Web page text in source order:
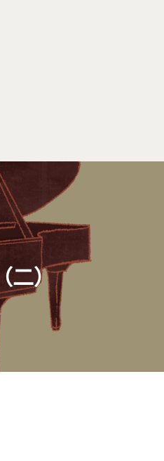
二）
2 3366 1869
: 100047臺北市中正區思
大樓409室
Building for Research
No.18, Siyuan St,
City 100047, Taiwan